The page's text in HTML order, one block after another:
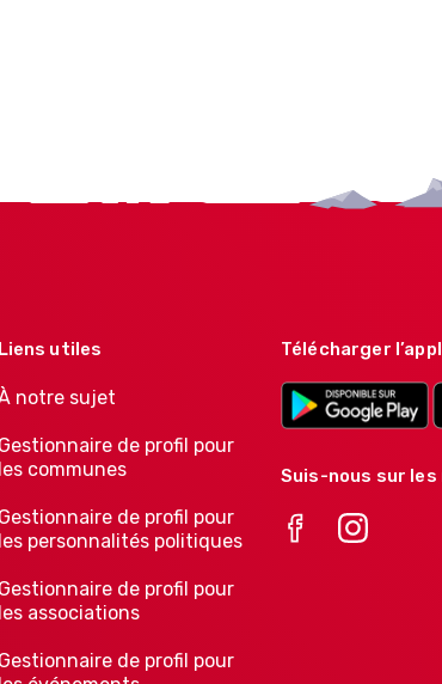
utiles
notre sujet
de profil pour
communes
de profil pour
personnalités politiques
de profil pour
associations
de profil pour
Télécharger
Suis-nous sur les